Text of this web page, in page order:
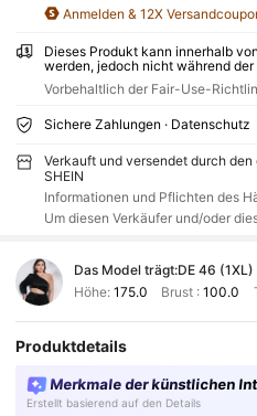
Anmelden & 12X
Dieses Produkt kann innerhalb
werden, jedoch nicht während
Vorbehaltlich der Fair-Use-
Sichere Zahlungen · Datenschutz
Verkauft und versendet durch
SHEIN
Informationen und Pflichten des
Um diesen Verkäufer und/oder
Das Model trägt:DE 46 (1XL)
Höhe: 175.0 Brust :100.0
Produktdetails
Merkmale der künstlichen
Erstellt basierend auf den Details